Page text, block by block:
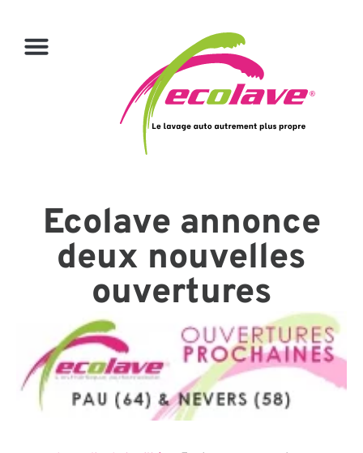
Ecolave annonce
deux nouvelles
ouvertures